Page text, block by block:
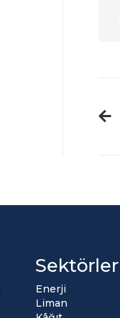
Sektörler
Enerji
Liman